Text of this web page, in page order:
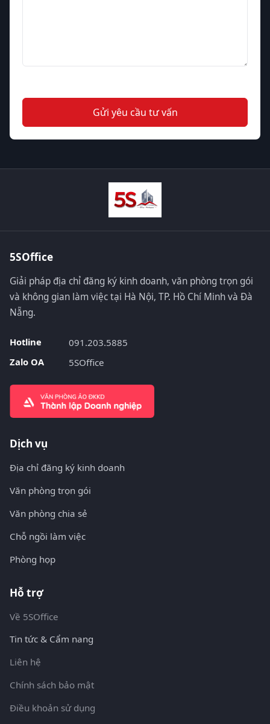
Gửi yêu cầu tư vấn
5SOffice
Giải pháp địa chỉ đăng ký kinh doanh, văn phòng trọn gói
và không gian làm việc tại Hà Nội, TP. Hồ Chí Minh và Đà
Nẵng.
Hotline
091.203.5885
Zalo OA
5SOffice
Dịch vụ
Địa chỉ đăng ký kinh doanh
Văn phòng trọn gói
Văn phòng chia sẻ
Chỗ ngồi làm việc
Phòng họp
Hỗ trợ
Về 5SOffice
Tin tức & Cẩm nang
Liên hệ
Chính sách bảo mật
Điều khoản sử dụng